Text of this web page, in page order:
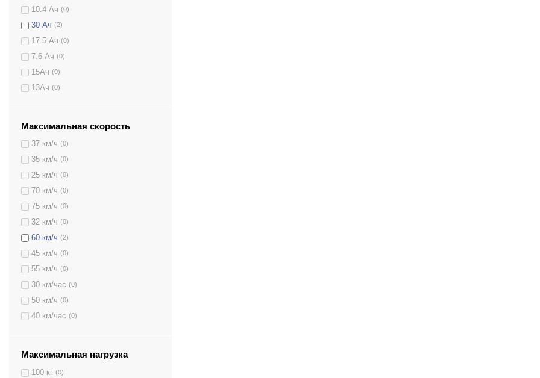
10.4 Ач (0)
30 Ач (2)
17.5 Ач (0)
7.6 Ач (0)
15Ач (0)
13Aч (0)
Максимальная скорость
37 км/ч (0)
35 км/ч (0)
25 км/ч (0)
70 км/ч (0)
75 км/ч (0)
32 км/ч (0)
60 км/ч (2)
45 км/ч (0)
55 км/ч (0)
30 км/час (0)
50 км/ч (0)
40 км/час (0)
Максимальная нагрузка
100 кг (0)